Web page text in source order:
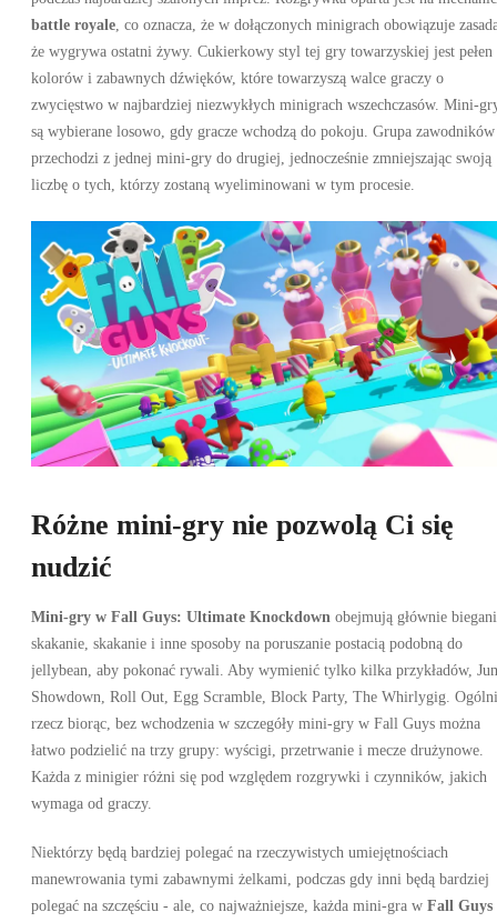
battle royale, co oznacza, że ​​w dołączonych minigrach obowiązuje
że wygrywa ostatni żywy. Cukierkowy styl tej gry towarzyskiej jest pełen
kolorów i zabawnych dźwięków, które towarzyszą walce graczy o
zwycięstwo w najbardziej niezwykłych minigrach wszechczasów. Mini-
są wybierane losowo, gdy gracze wchodzą do pokoju. Grupa zawodników
przechodzi z jednej mini-gry do drugiej, jednocześnie zmniejszając swoją
liczbę o tych, którzy zostaną wyeliminowani w tym procesie.
Różne mini-gry nie pozwolą Ci się
nudzić
Mini-gry w Fall Guys: Ultimate Knockdown obejmują głównie
skakanie, skakanie i inne sposoby na poruszanie postacią podobną do
jellybean, aby pokonać rywali. Aby wymienić tylko kilka przykładów,
Showdown, Roll Out, Egg Scramble, Block Party, The Whirlygig.
rzecz biorąc, bez wchodzenia w szczegóły mini-gry w Fall Guys można
łatwo podzielić na trzy grupy: wyścigi, przetrwanie i mecze drużynowe.
Każda z minigier różni się pod względem rozgrywki i czynników, jakich
wymaga od graczy.
Niektórzy będą bardziej polegać na rzeczywistych umiejętnościach
manewrowania tymi zabawnymi żelkami, podczas gdy inni będą bardziej
polegać na szczęściu - ale, co najważniejsze, każda mini-gra w Fall Guys